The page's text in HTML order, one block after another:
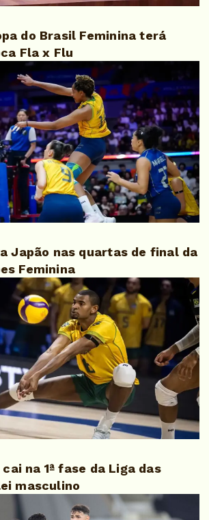
do Brasil Feminina terá
Fla x Flu
Japão nas quartas de final da
Feminina
na 1ª fase da Liga das
masculino